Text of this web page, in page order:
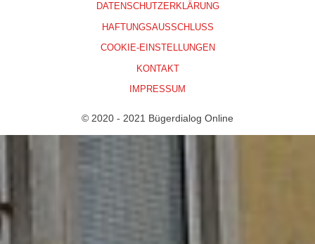
DATENSCHUTZERKLÄRUNG
HAFTUNGSAUSSCHLUSS
COOKIE-EINSTELLUNGEN
KONTAKT
IMPRESSUM
© 2020 - 2021 Bügerdialog Online